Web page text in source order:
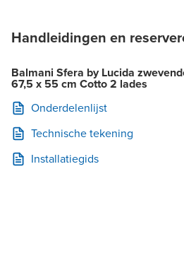
Handleidingen en
Balmani Sfera by Lucida
67,5 x 55 cm Cotto 2 lades
Onderdelenlijst
Technische tekening
Installatiegids